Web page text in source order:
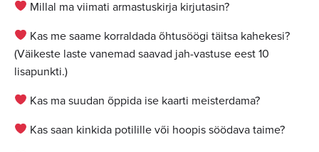
Millal ma viimati armastuskirja kirjutasin?
Kas me saame korraldada õhtusöögi täitsa kahekesi?
(Väikeste laste vanemad saavad jah-vastuse eest 10
lisapunkti.)
Kas ma suudan õppida ise kaarti meisterdama?
Kas saan kinkida potilille või hoopis söödava taime?